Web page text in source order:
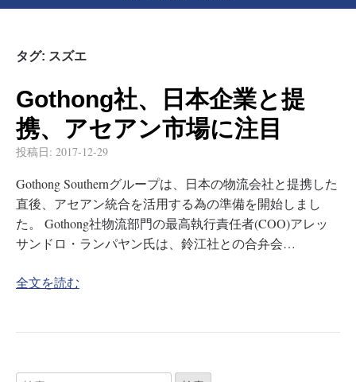
タグ: スズエ
Gothong社、日本企業と提
携、アセアン市場に注目
投稿日: 2017-12-29
Gothong Southernグループは、日本の物流会社と提携した
直後、アセアン統合を活用する為の準備を開始しまし
た。 Gothong社物流部門の最高執行責任者(COO)アレッ
サンドロ・ランパヤン氏は、鈴江社との合弁会…
全文を読む